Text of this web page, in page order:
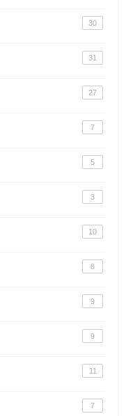
30
31
27
7
5
3
10
8
9
9
11
7